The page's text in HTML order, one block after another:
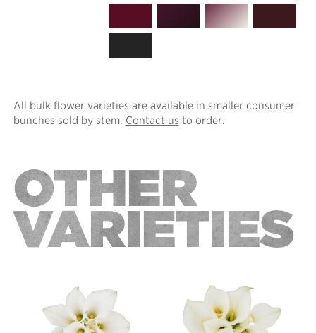
All bulk flower varieties are available in smaller consumer
bunches sold by stem. Contact us to order.
OTHER
VARIETIES